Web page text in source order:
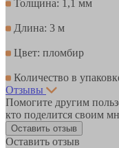
Толщина: 1,1 мм
Длина: 3 м
Цвет: пломбир
Количество в
Отзывы
Помогите другим
кто поделится своим
Оставить отзыв
Оставить отзыв